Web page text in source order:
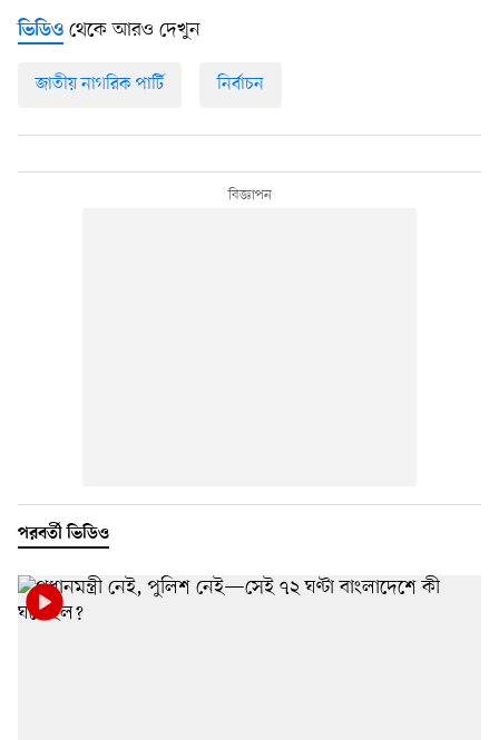
ভিডিও থেকে আরও দেখুন
জাতীয় নাগরিক পার্টি নির্বাচন
পরবর্তী ভিডিও